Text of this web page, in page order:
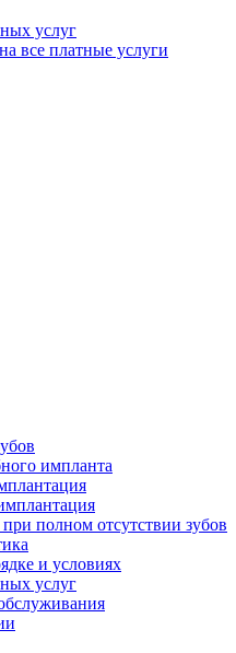
услуг
все платные услуги
импланта
полном отсутствии зубов
и условиях
услуг